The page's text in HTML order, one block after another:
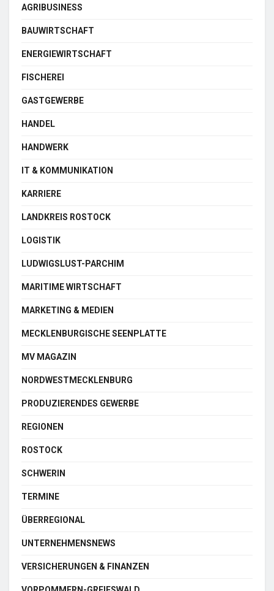
AGRIBUSINESS
BAUWIRTSCHAFT
ENERGIEWIRTSCHAFT
FISCHEREI
GASTGEWERBE
HANDEL
HANDWERK
IT & KOMMUNIKATION
KARRIERE
LANDKREIS ROSTOCK
LOGISTIK
LUDWIGSLUST-PARCHIM
MARITIME WIRTSCHAFT
MARKETING & MEDIEN
MECKLENBURGISCHE SEENPLATTE
MV MAGAZIN
NORDWESTMECKLENBURG
PRODUZIERENDES GEWERBE
REGIONEN
ROSTOCK
SCHWERIN
TERMINE
ÜBERREGIONAL
UNTERNEHMENSNEWS
VERSICHERUNGEN & FINANZEN